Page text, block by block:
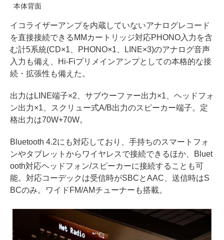
本体背面
イコライザーアンプを内蔵していないアナログレコード
を直接接続できるMMカートリッジ対応PHONO入力を含
む計5系統(CD×1、PHONO×1、LINE×3)のアナログ音声
入力も備え、Hi-Fiプリメインアンプとしての本格的な接
続・拡張性も備えた。
出力はLINE端子×2、サブウーファー出力×1、ヘッドフォ
ン出力×1、スクリュー式A/B出力のスピーカー端子。定
格出力は70W+70W。
Bluetooth 4.2にも対応しており、手持ちのスマートフォ
ンやタブレットからワイヤレスで接続できるほか、Bluet
ooth対応ヘッドフォン/スピーカーに接続することも可
能。対応コーデックは受信時がSBCとAAC、送信時はS
BCのみ。ワイドFM/AMチューナーも搭載。